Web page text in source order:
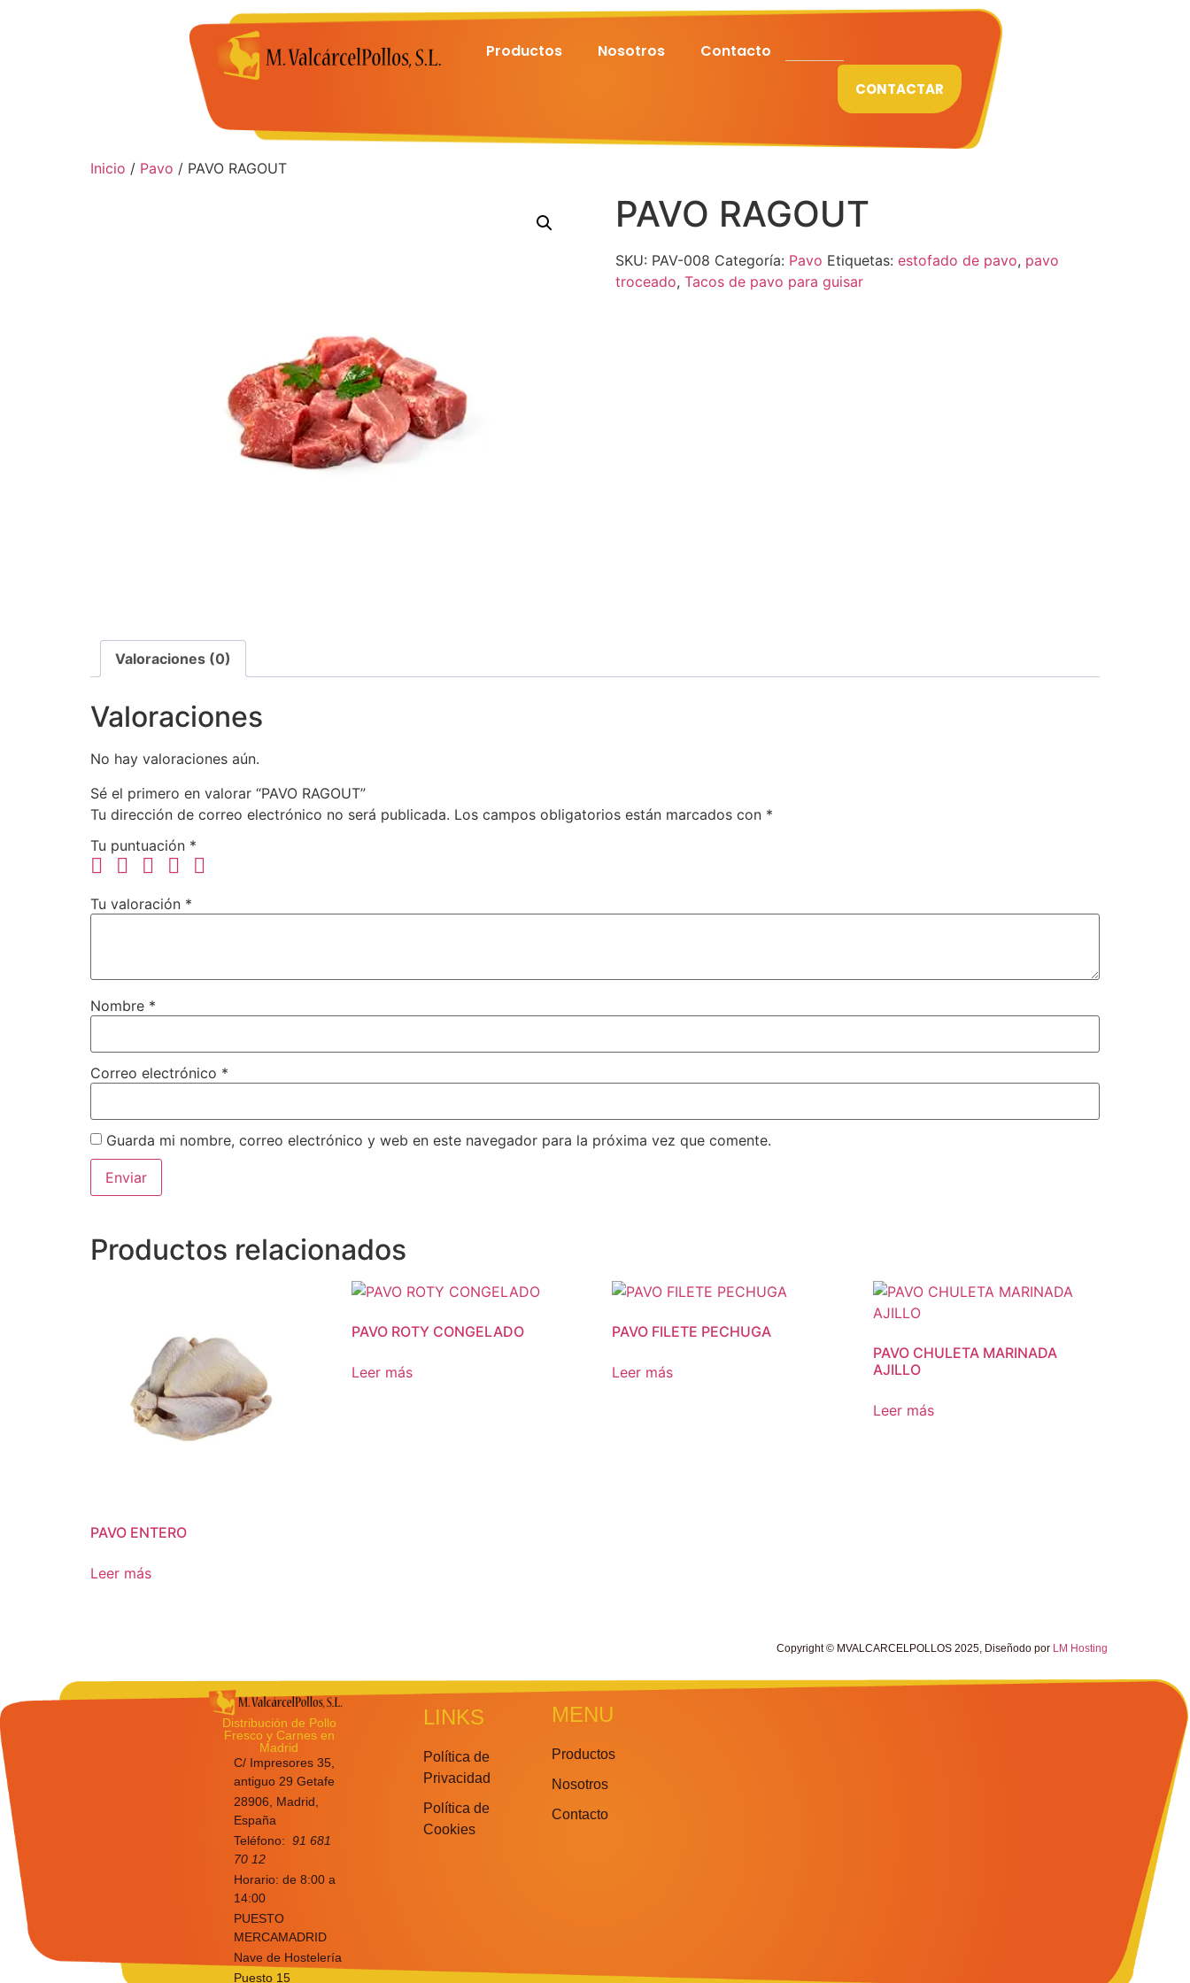
Productos Nosotros Contacto
CONTACTAR
Inicio / Pavo / PAVO RAGOUT
PAVO RAGOUT
SKU: PAV-008 Categoría: Pavo Etiquetas: estofado de pavo, pavo
troceado, Tacos de pavo para guisar
Valoraciones (0)
Valoraciones
No hay valoraciones aún.
Sé el primero en valorar “PAVO RAGOUT”
Tu dirección de correo electrónico no será publicada. Los campos obligatorios están marcados con *
Tu puntuación *
Tu valoración *
Nombre *
Correo electrónico *
Guarda mi nombre, correo electrónico y web en este navegador para la próxima vez que comente.
Productos relacionados
PAVO ENTERO
Leer más
PAVO ROTY CONGELADO
Leer más
PAVO FILETE PECHUGA
Leer más
PAVO CHULETA MARINADA
AJILLO
Leer más
Distribución de Pollo
Fresco y Carnes en
Madrid
C/ Impresores 35,
antiguo 29 Getafe
28906, Madrid,
España
Teléfono: 91 681
70 12
Horario: de 8:00 a
14:00
PUESTO
MERCAMADRID
Nave de Hostelería
Puesto 15
LINKS
Política de
Privacidad
Política de
Cookies
MENU
Productos
Nosotros
Contacto
Copyright © MVALCARCELPOLLOS 2025, Diseñodo por LM Hosting